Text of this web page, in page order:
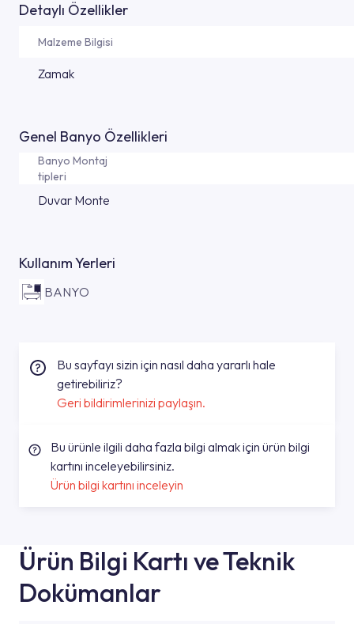
Detaylı Özellikler
Malzeme Bilgisi
Zamak
Genel Banyo Özellikleri
Banyo Montaj
tipleri
Duvar Monte
Kullanım Yerleri
BANYO
Bu sayfayı sizin için nasıl daha yararlı hale
getirebiliriz?
Geri bildirimlerinizi paylaşın.
Bu ürünle ilgili daha fazla bilgi almak için ürün bilgi
kartını inceleyebilirsiniz.
Ürün bilgi kartını inceleyin
Ürün Bilgi Kartı ve Teknik
Dokümanlar